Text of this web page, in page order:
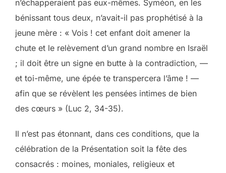
n’échapperaient pas eux-mêmes. Syméon, en les
bénissant tous deux, n’avait-il pas prophétisé à la
jeune mère : « Vois ! cet enfant doit amener la
chute et le relèvement d’un grand nombre en Israël
; il doit être un signe en butte à la contradiction, —
et toi-même, une épée te transpercera l’âme ! —
afin que se révèlent les pensées intimes de bien
des cœurs » (Luc 2, 34-35).
Il n’est pas étonnant, dans ces conditions, que la
célébration de la Présentation soit la fête des
consacrés : moines, moniales, religieux et